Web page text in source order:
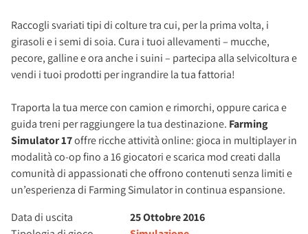
Raccogli svariati tipi di colture tra cui, per la prima volta, i
girasoli e i semi di soia. Cura i tuoi allevamenti – mucche,
pecore, galline e ora anche i suini – partecipa alla selvicoltura e
vendi i tuoi prodotti per ingrandire la tua fattoria!
Traporta la tua merce con camion e rimorchi, oppure carica e
guida treni per raggiungere la tua destinazione. Farming
Simulator 17offre ricche attività online: gioca in multiplayer in
modalità co-op fino a 16 giocatori e scarica mod creati dalla
comunità di appassionati che offrono contenuti senza limiti e
un’esperienza di Farming Simulator in continua espansione.
Data di uscita
25 Ottobre 2016